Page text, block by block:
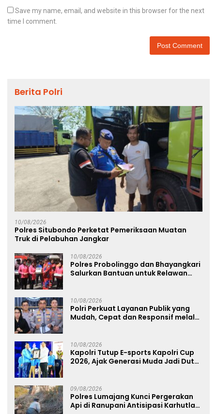
Save my name, email, and website in this browser for the next
time I comment.
Berita Polri
10/08/2026
Polres Situbondo Perketat Pemeriksaan Muatan
Truk di Pelabuhan Jangkar
10/08/2026
Polres Probolinggo dan Bhayangkari
Salurkan Bantuan untuk Relawan
10/08/2026
Polri Perkuat Layanan Publik yang
Mudah, Cepat dan Responsif melalui
10/08/2026
Kapolri Tutup E-sports Kapolri Cup
2026, Ajak Generasi Muda Jadi Duta
09/08/2026
Polres Lumajang Kunci Pergerakan
Api di Ranupani Antisipasi Karhutla